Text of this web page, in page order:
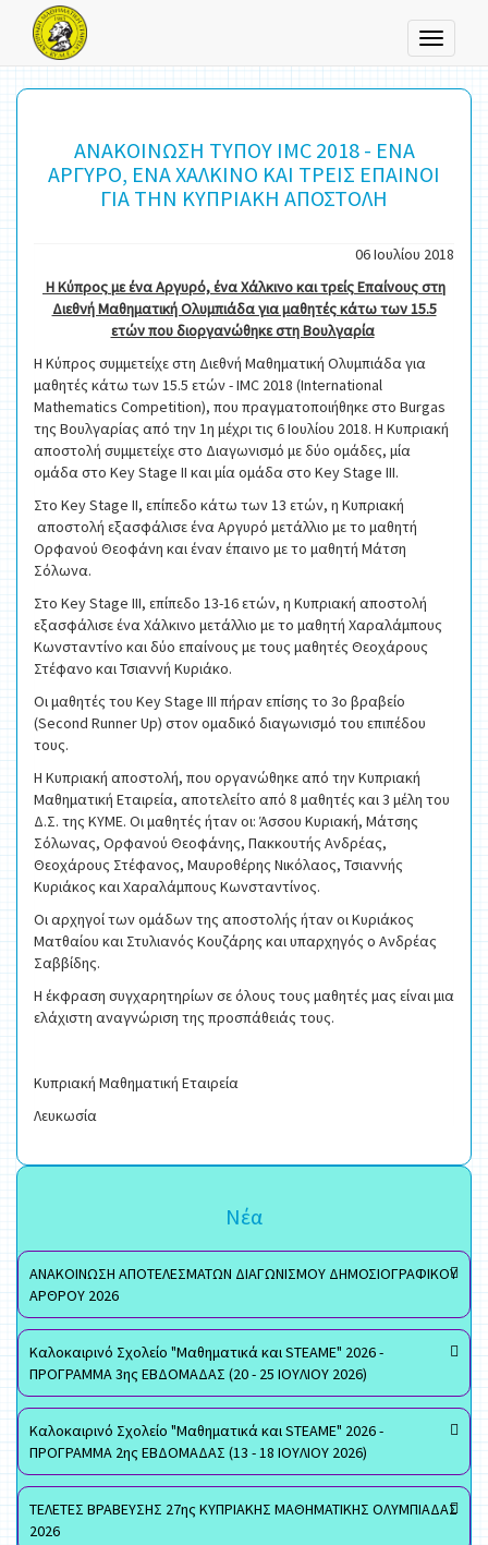
Toggle
ΑΝΑΚΟΙΝΩΣΗ ΤΥΠΟΥ IMC 2018 - ΕΝΑ
ΑΡΓΥΡΟ, ΕΝΑ ΧΑΛΚΙΝΟ ΚΑΙ ΤΡΕΙΣ ΕΠΑΙΝΟΙ
ΓΙΑ ΤΗΝ ΚΥΠΡΙΑΚΗ ΑΠΟΣΤΟΛΗ
06 Ιουλίου 2018
Η Κύπρος με ένα Αργυρό, ένα Χάλκινο και τρείς Επαίνους στη
Διεθνή Μαθηματική Ολυμπιάδα για μαθητές κάτω των 15.5
ετών που διοργανώθηκε στη Βουλγαρία
Η Κύπρος συμμετείχε στη Διεθνή Μαθηματική Ολυμπιάδα για
μαθητές κάτω των 15.5 ετών - IMC 2018 (International
Mathematics Competition), που πραγματοποιήθηκε στo Burgas
της Βουλγαρίας από την 1η μέχρι τις 6 Ιουλίου 2018. Η Κυπριακή
αποστολή συμμετείχε στο Διαγωνισμό με δύο ομάδες, μία
ομάδα στο Key Stage II και μία ομάδα στο Key Stage III.
Στο Key Stage II, επίπεδο κάτω των 13 ετών, η Κυπριακή
αποστολή εξασφάλισε ένα Αργυρό μετάλλιο με το μαθητή
Ορφανού Θεοφάνη και έναν έπαινο με το μαθητή Μάτση
Σόλωνα.
Στο Key Stage III, επίπεδο 13-16 ετών, η Κυπριακή αποστολή
εξασφάλισε ένα Χάλκινο μετάλλιο με το μαθητή Χαραλάμπους
Κωνσταντίνο και δύο επαίνους με τους μαθητές Θεοχάρους
Στέφανο και Τσιαννή Κυριάκο.
Οι μαθητές του Key Stage III πήραν επίσης το 3ο βραβείο
(Second Runner Up) στον ομαδικό διαγωνισμό του επιπέδου
τους.
Η Κυπριακή αποστολή, που οργανώθηκε από την Κυπριακή
Μαθηματική Εταιρεία, αποτελείτο από 8 μαθητές και 3 μέλη του
Δ.Σ. της ΚΥΜΕ. Οι μαθητές ήταν οι: Άσσου Κυριακή, Μάτσης
Σόλωνας, Ορφανού Θεοφάνης, Πακκουτής Ανδρέας,
Θεοχάρους Στέφανος, Μαυροθέρης Νικόλαος, Τσιαννής
Κυριάκος και Χαραλάμπους Κωνσταντίνος.
Οι αρχηγοί των ομάδων της αποστολής ήταν οι Κυριάκος
Ματθαίου και Στυλιανός Κουζάρης και υπαρχηγός ο Ανδρέας
Σαββίδης.
Η έκφραση συγχαρητηρίων σε όλους τους μαθητές μας είναι μια
ελάχιστη αναγνώριση της προσπάθειάς τους.
Κυπριακή Μαθηματική Εταιρεία
Λευκωσία
Νέα
ΑΝΑΚΟΙΝΩΣΗ ΑΠΟΤΕΛΕΣΜΑΤΩΝ ΔΙΑΓΩΝΙΣΜΟΥ ΔΗΜΟΣΙΟΓΡΑΦΙΚΟΥ
ΑΡΘΡΟΥ 2026
Καλοκαιρινό Σχολείο "Μαθηματικά και STEAME" 2026 -
ΠΡΟΓΡΑΜΜΑ 3ης ΕΒΔΟΜΑΔΑΣ (20 - 25 ΙΟΥΛΙΟΥ 2026)
Καλοκαιρινό Σχολείο "Μαθηματικά και STEAME" 2026 -
ΠΡΟΓΡΑΜΜΑ 2ης ΕΒΔΟΜΑΔΑΣ (13 - 18 ΙΟΥΛΙΟΥ 2026)
ΤΕΛΕΤΕΣ ΒΡΑΒΕΥΣΗΣ 27ης ΚΥΠΡΙΑΚΗΣ ΜΑΘΗΜΑΤΙΚΗΣ ΟΛΥΜΠΙΑΔΑΣ
2026